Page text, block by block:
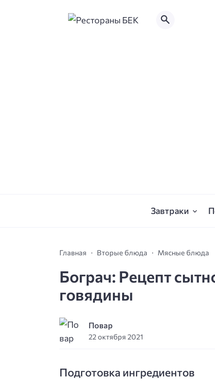
Завтраки
Главная Вторые блюда Мясные блюда
Бограч: Рецепт
говядины
Повар
22 октября 2021
Подготовка ингредиентов